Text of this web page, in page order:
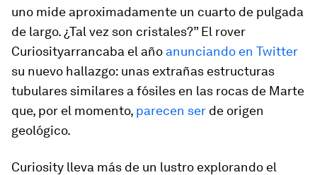
uno mide aproximadamente un cuarto de pulgada
de largo. ¿Tal vez son cristales?” El rover
Curiosityarrancaba el año anunciando en Twitter
su nuevo hallazgo: unas extrañas estructuras
tubulares similares a fósiles en las rocas de Marte
que, por el momento, parecen ser de origen
geológico.
Curiosity lleva más de un lustro explorando el